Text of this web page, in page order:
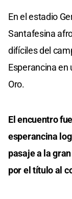
En el estadio
Santafesina
difíciles del
Esperancina en
Oro.
El encuentro
esperancina
pasaje a la
por el título al